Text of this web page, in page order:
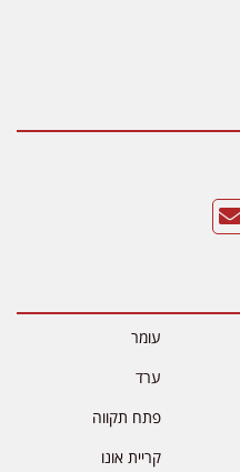
עומר
ערד
פתח תקווה
קריית אונו